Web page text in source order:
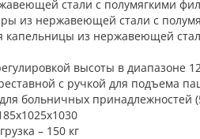
стали с полумягкими
из нержавеющей стали с
из нержавеющей
высоты в диапазоне
с ручкой для подъема
больничных принадлежностей
– 150 кг